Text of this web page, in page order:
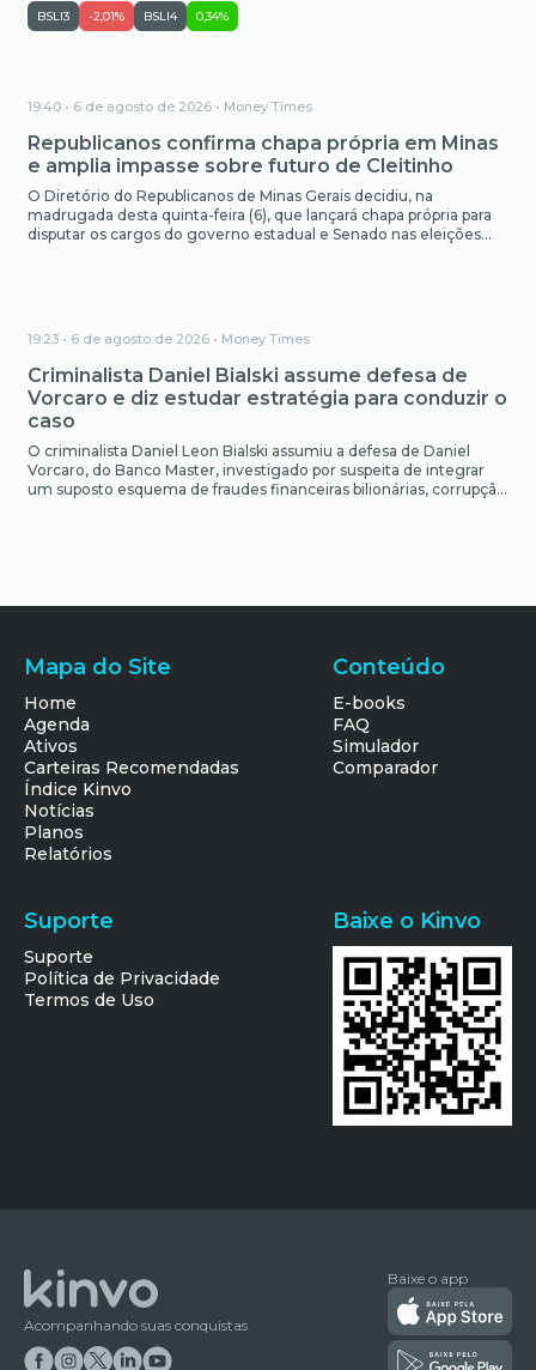
viabilizar a realização do acordo. O governo do DF pediu ao
Supremo Tribunal Federal (STF) […]
BSLI3 -2,01% BSLI4 0,34%
19:40 • 6 de agosto de 2026 • Money Times
Republicanos confirma chapa própria em Minas
e amplia impasse sobre futuro de Cleitinho
O Diretório do Republicanos de Minas Gerais decidiu, na
madrugada desta quinta-feira (6), que lançará chapa própria para
disputar os cargos do governo estadual e Senado nas eleições
19:23 • 6 de agosto de 2026 • Money Times
Criminalista Daniel Bialski assume defesa de
Vorcaro e diz estudar estratégia para conduzir o
caso
O criminalista Daniel Leon Bialski assumiu a defesa de Daniel
Vorcaro, do Banco Master, investigado por suspeita de integrar
um suposto esquema de fraudes financeiras bilionárias, corrupção
Mapa do Site
Home
Agenda
Ativos
Carteiras Recomendadas
Índice Kinvo
Notícias
Planos
Relatórios
Conteúdo
E-books
FAQ
Simulador
Comparador
Suporte
Suporte
Política de Privacidade
Termos de Uso
Baixe o Kinvo
Acompanhando suas conquistas
Baixe o app